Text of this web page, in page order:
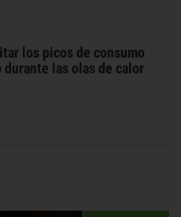
los picos de consumo
las olas de calor